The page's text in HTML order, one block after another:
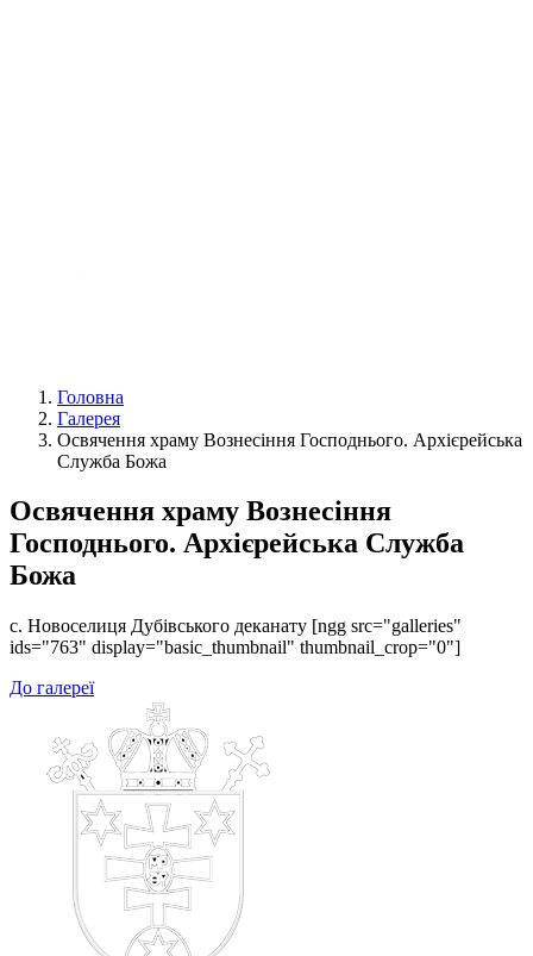
Головна
Галерея
Освячення храму Вознесіння Господнього. Архієрейська
Служба Божа
Освячення храму Вознесіння
Господнього. Архієрейська Служба
Божа
с. Новоселиця Дубівського деканату [ngg src="galleries"
ids="763" display="basic_thumbnail" thumbnail_crop="0"]
До галереї